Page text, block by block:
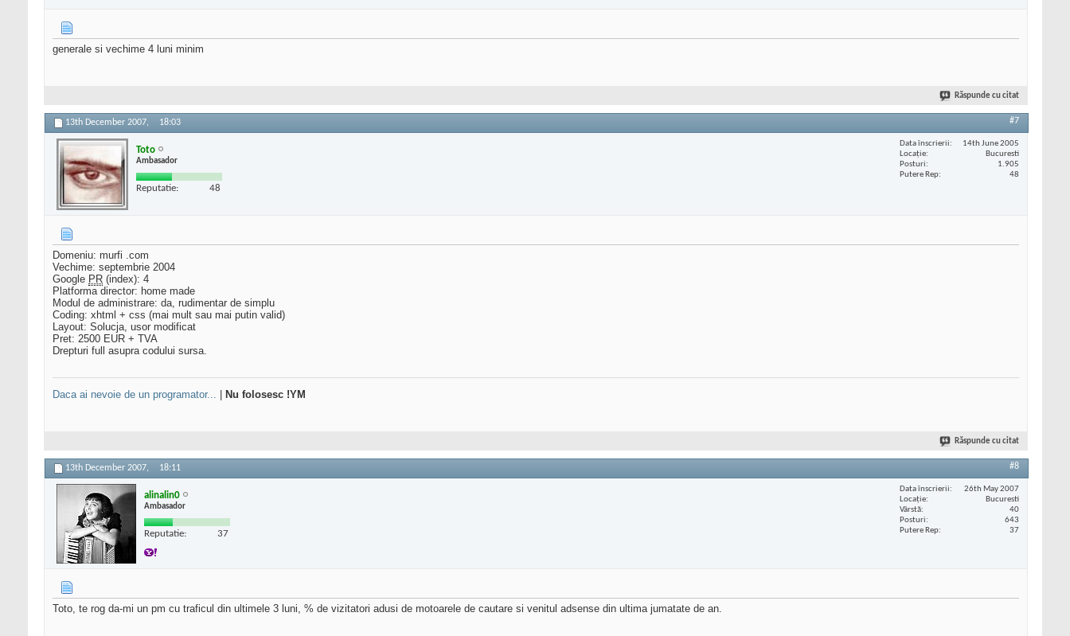
generale si vechime 4 luni minim
Răspunde cu citat
13th December 2007, 18:03 #7
Toto
Ambasador
Reputatie: 48
Data înscrierii
14th June 2005
Locaţie
Bucuresti
Posturi
1.905
Putere Rep
48
Domeniu: murfi .com
Vechime: septembrie 2004
Google PR (index): 4
Platforma director: home made
Modul de administrare: da, rudimentar de simplu
Coding: xhtml + css (mai mult sau mai putin valid)
Layout: Solucja, usor modificat
Pret: 2500 EUR + TVA
Drepturi full asupra codului sursa.
Daca ai nevoie de un programator... Nu folosesc !YM
Răspunde cu citat
13th December 2007, 18:11 #8
alinalin0
Ambasador
Reputatie: 37
Data înscrierii
26th May 2007
Locaţie
Bucuresti
Vârstă
40
Posturi
643
Putere Rep
37
Toto, te rog da-mi un pm cu traficul din ultimele 3 luni, % de vizitatori adusi de motoarele de cautare si venitul adsense din ultima jumatate de an.